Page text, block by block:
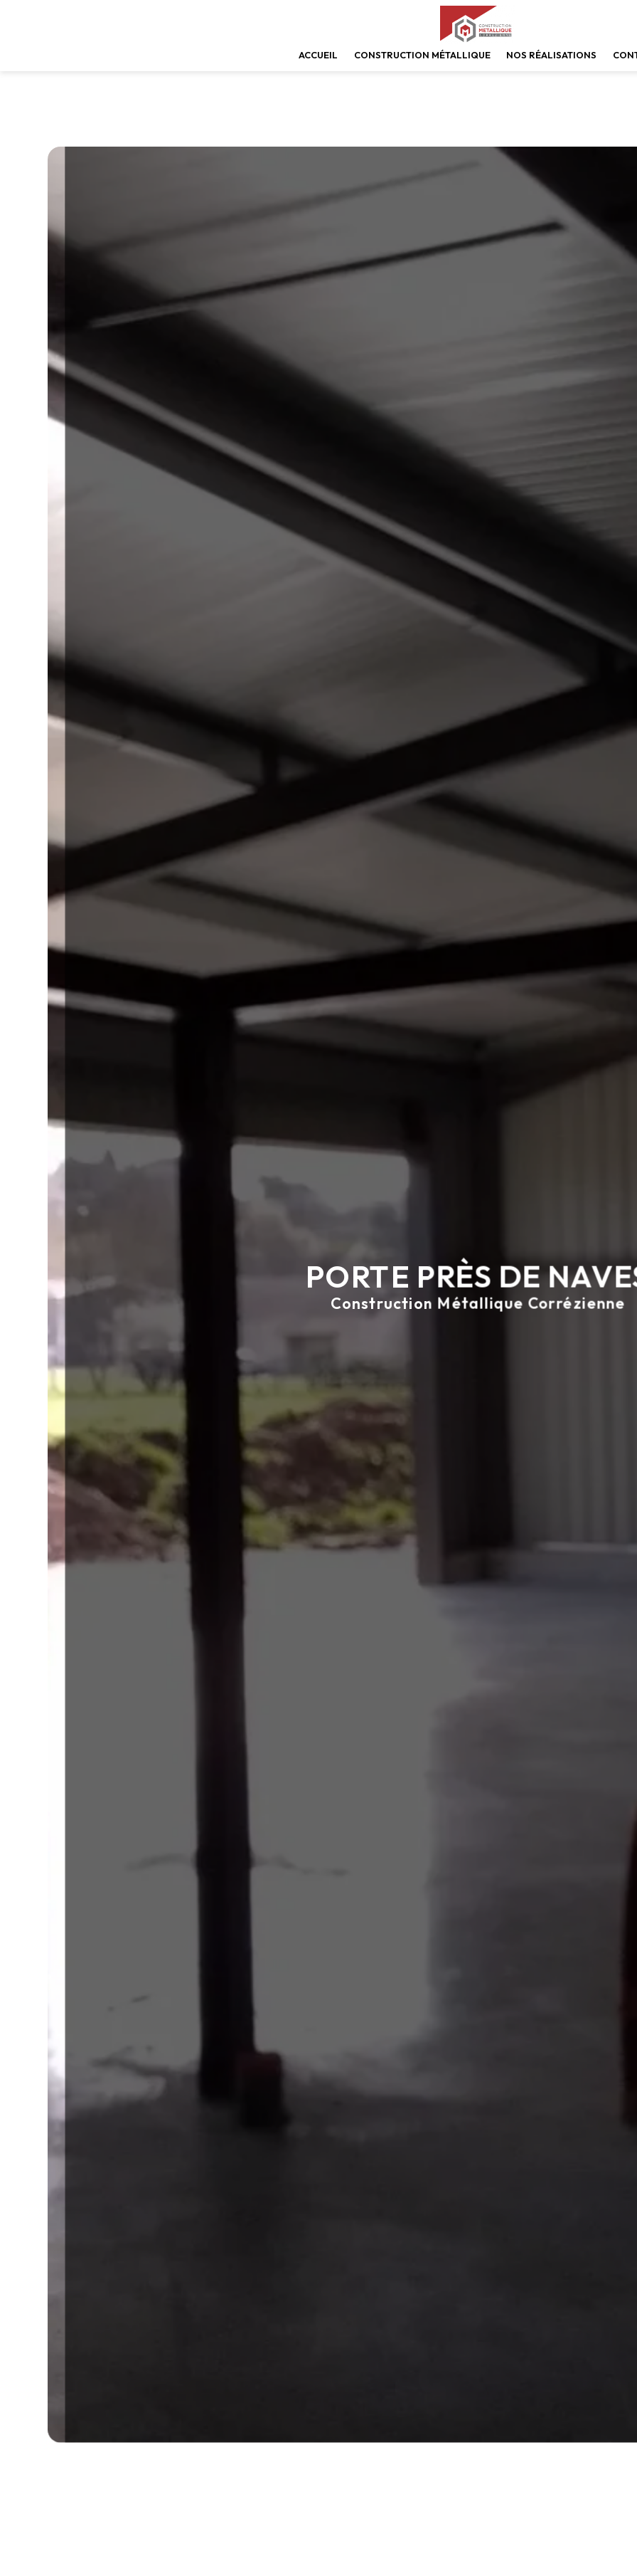
ACCUEIL CONSTRUCTION MÉTALLIQUE NOS RÉALISATIONS
PORTE PRÈS DE
Construction Métallique Corrézienne